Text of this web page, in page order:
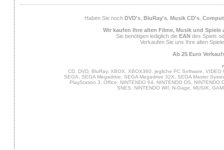
Haben Sie noch DVD's, BluRay's, Musik CD's,
Wir kaufen Ihre alten Filme, Musik und Spiele
Sie benötigen lediglich die EAN des Spiels
Verkaufen Sie uns Ihre alten
Ab 25 Euro
CD, DVD, BluRay, XBOX, XBOX360, jegliche PC Software,
SEGA, SEGA Megadrive, SEGA Megadrive 32X, SEGA Master
PlayStation 3, Office, NINTENDO 64, NINTENDO DS,
SNES, NINTENDO WII, N-Gage, MUSIK,